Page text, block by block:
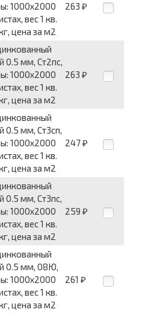
1000x2000
вес 1 кв.
цена за м2
263 ₽
0.5 мм, Ст2пс,
1000x2000
вес 1 кв.
цена за м2
263 ₽
0.5 мм, Ст3сп,
1000x2000
вес 1 кв.
цена за м2
247 ₽
0.5 мм, Ст3пс,
1000x2000
вес 1 кв.
цена за м2
259 ₽
0.5 мм, 08Ю,
1000x2000
вес 1 кв.
цена за м2
261 ₽